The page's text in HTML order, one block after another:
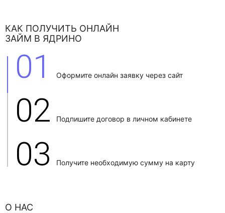
КАК ПОЛУЧИТЬ ОНЛАЙН
ЗАЙМ В ЯДРИНО
01 Оформите онлайн заявку через сайт
02 Подпишите договор в личном кабинете
03 Получите необходимую сумму на карту
О НАС